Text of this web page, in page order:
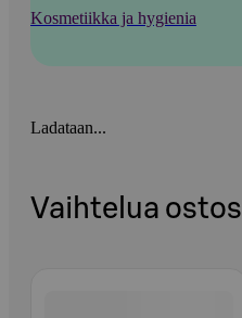
Kosmetiikka ja hygienia
Ladataan...
Vaihtelua